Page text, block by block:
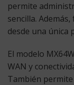
permite
sencilla.
desde una única
El modelo
WAN y
También